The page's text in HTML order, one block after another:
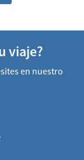
viaje?
en nuestro